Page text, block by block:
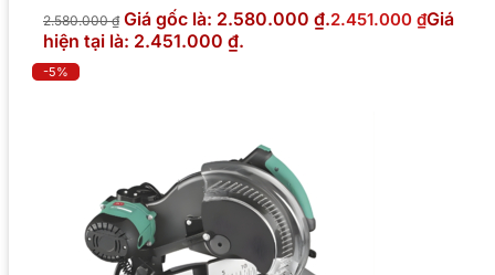
2.580.000₫ Giá gốc là: 2.580.000 ₫.2.451.000 ₫Giá
hiện tại là: 2.451.000 ₫.
-5%